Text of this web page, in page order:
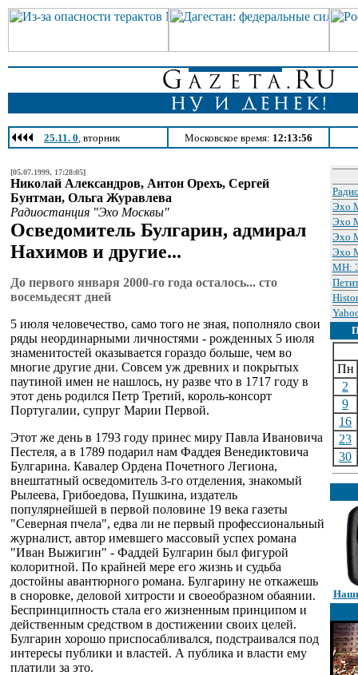
25.11. 0, вторник Московское время: 12:13:56
[05.07.1999, 17:28:05]
Николай Александров, Антон Орехъ, Сергей
Бунтман, Ольга Журавлева
Радиостанция "Эхо Москвы"
Осведомитель Булгарин, адмирал
Нахимов и другие...
До первого января 2000-го года осталось... cто
восемьдесят дней
5 июля человечество, само того не зная, пополняло свои
ряды неординарными личностями - рожденных 5 июля
знаменитостей оказывается гораздо больше, чем во
многие другие дни. Совсем уж древних и покрытых
паутиной имен не нашлось, ну разве что в 1717 году в
этот день родился Петр Третий, король-консорт
Португалии, супруг Марии Первой.
Этот же день в 1793 году принес миру Павла Ивановича
Пестеля, а в 1789 подарил нам Фаддея Венедиктовича
Булгарина. Кавалер Ордена Почетного Легиона,
внештатный осведомитель 3-го отделения, знакомый
Рылеева, Грибоедова, Пушкина, издатель
популярнейшей в первой половине 19 века газеты
"Северная пчела", едва ли не первый профессиональный
журналист, автор имевшего массовый успех романа
"Иван Выжигин" - Фаддей Булгарин был фигурой
колоритной. По крайней мере его жизнь и судьба
достойны авантюрного романа. Булгарину не откажешь
в сноровке, деловой хитрости и своеобразном обаянии.
Беспринципность стала его жизненным принципом и
действенным средством в достижении своих целей.
Булгарин хорошо приспосабливался, подстраивался под
интересы публики и властей. А публика и власти ему
платили за это.
Эхо
Эхо
Эхо
Эхо
МН:
Пн
2
9
16
23
30